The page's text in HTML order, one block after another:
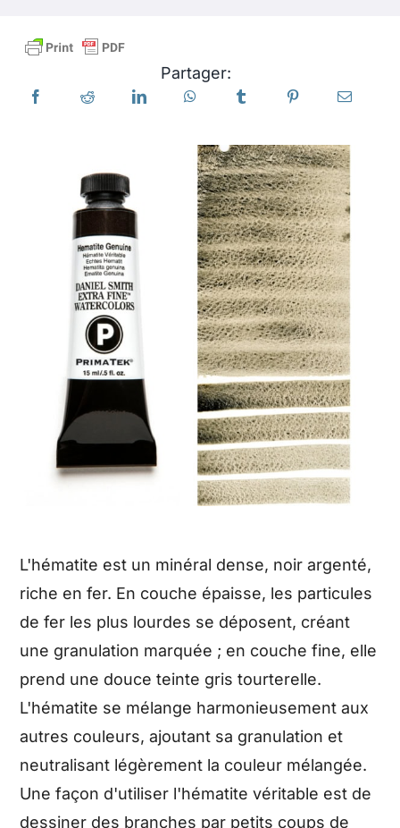
Produits
Événements
Ressources
Trouver un détaillant
Contactez-nous
S'abonner
Partager:
L'hématite est un minéral dense, noir argenté,
riche en fer. En couche épaisse, les particules
de fer les plus lourdes se déposent, créant
une granulation marquée ; en couche fine, elle
prend une douce teinte gris tourterelle.
L'hématite se mélange harmonieusement aux
autres couleurs, ajoutant sa granulation et
neutralisant légèrement la couleur mélangée.
Une façon d'utiliser l'hématite véritable est de
dessiner des branches par petits coups de